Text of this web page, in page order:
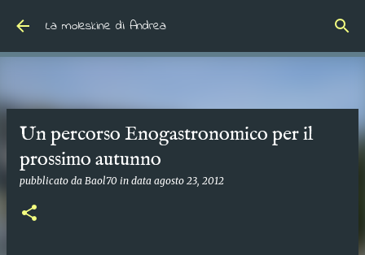
Passa ai contenuti principali
La moleskine di Andrea
Un percorso Enogastronomico per il
prossimo autunno
pubblicato da Baol70 in data agosto 23, 2012